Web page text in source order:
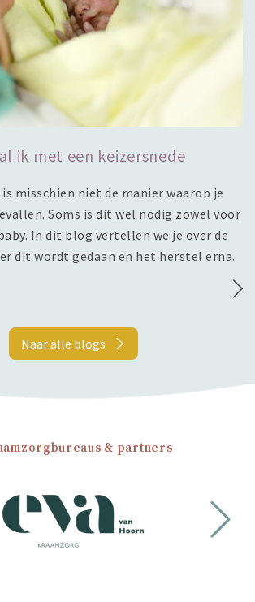
ik met een keizersnede
is misschien niet de manier waarop je
Soms is dit wel nodig zowel voor
In dit blog vertellen we je over de
dit wordt gedaan en het herstel erna.
Naar alle blogs
& partners